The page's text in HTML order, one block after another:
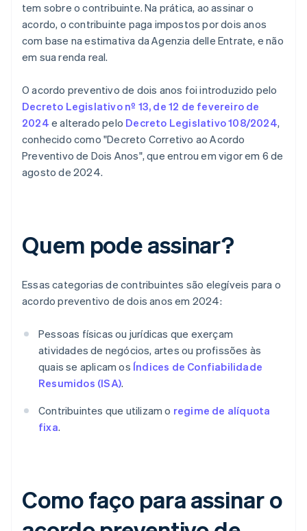
tem sobre o contribuinte. Na prática, ao assinar o
acordo, o contribuinte paga impostos por dois anos
com base na estimativa da Agenzia delle Entrate, e não
em sua renda real.
O acordo preventivo de dois anos foi introduzido pelo
Decreto Legislativo nº 13, de 12 de fevereiro de
2024 e alterado pelo Decreto Legislativo 108/2024,
conhecido como "Decreto Corretivo ao Acordo
Preventivo de Dois Anos", que entrou em vigor em 6 de
agosto de 2024.
Quem pode assinar?
Essas categorias de contribuintes são elegíveis para o
acordo preventivo de dois anos em 2024:
Pessoas físicas ou jurídicas que exerçam
atividades de negócios, artes ou profissões às
quais se aplicam os Índices de Confiabilidade
Resumidos (ISA).
Contribuintes que utilizam o regime de alíquota
fixa.
Como faço para assinar o